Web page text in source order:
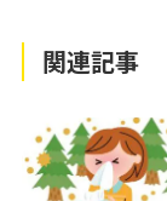
関連記事